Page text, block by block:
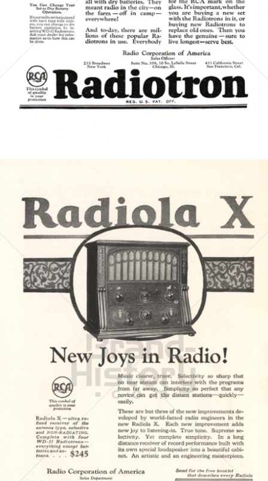
Radio Corporation of America
Bertelsmann AG - General Electric - Sony
1924